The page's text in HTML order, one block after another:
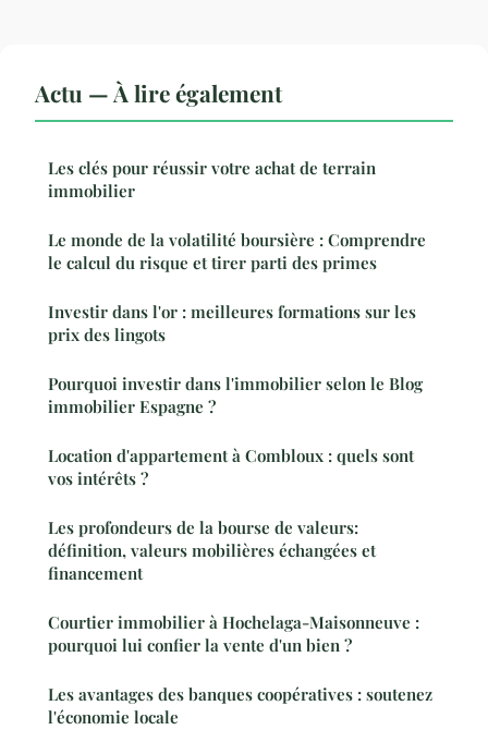
Actu — À lire également
Les clés pour réussir votre achat de terrain
immobilier
Le monde de la volatilité boursière : Comprendre
le calcul du risque et tirer parti des primes
Investir dans l'or : meilleures formations sur les
prix des lingots
Pourquoi investir dans l'immobilier selon le Blog
immobilier Espagne ?
Location d'appartement à Combloux : quels sont
vos intérêts ?
Les profondeurs de la bourse de valeurs:
définition, valeurs mobilières échangées et
financement
Courtier immobilier à Hochelaga-Maisonneuve :
pourquoi lui confier la vente d'un bien ?
Les avantages des banques coopératives : soutenez
l'économie locale